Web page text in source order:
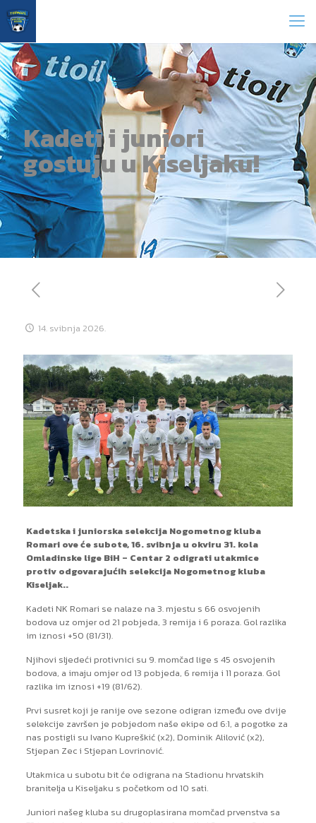
Kadeti i juniori
gostuju u Kiseljaku!
14. svibnja 2026.
Kadetska i juniorska selekcija Nogometnog kluba
Romari ove će subote, 16. svibnja u okviru 31. kola
Omladinske lige BiH – Centar 2 odigrati utakmice
protiv odgovarajućih selekcija Nogometnog kluba
Kiseljak..
Kadeti NK Romari se nalaze na 3. mjestu s 66 osvojenih
bodova uz omjer od 21 pobjeda, 3 remija i 6 poraza. Gol razlika
im iznosi +50 (81/31).
Njihovi sljedeći protivnici su 9. momčad lige s 45 osvojenih
bodova, a imaju omjer od 13 pobjeda, 6 remija i 11 poraza. Gol
razlika im iznosi +19 (81/62).
Prvi susret koji je ranije ove sezone odigran između ove dvije
selekcije završen je pobjedom naše ekipe od 6:1, a pogotke za
nas postigli su Ivano Kupreškić (x2), Dominik Alilović (x2),
Stjepan Zec i Stjepan Lovrinović.
Utakmica u subotu bit će odigrana na Stadionu hrvatskih
branitelja u Kiseljaku s početkom od 10 sati.
Juniori našeg kluba su drugoplasirana momčad prvenstva sa